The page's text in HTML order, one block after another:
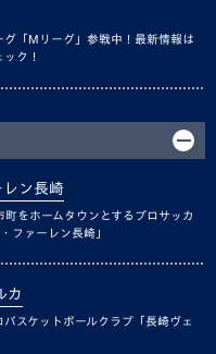
グ「Mリーグ」参戦中！最新情報は
ク！
レン長崎
町をホームタウンとするプロサッカ
ファーレン長崎」
カ
バスケットボールクラブ「長崎ヴェ